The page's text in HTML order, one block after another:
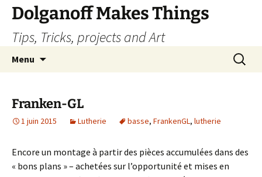
Dolganoff Makes Things
Tips, Tricks, projects and Art
Menu
Franken-GL
1 juin 2015 Lutherie basse, FrankenGL, lutherie
Encore un montage à partir des pièces accumulées dans des
« bons plans » – achetées sur l’opportunité et mises en